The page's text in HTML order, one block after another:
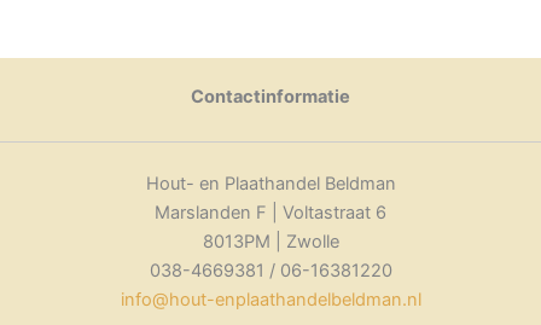
Contactinformatie
Hout- en Plaathandel Beldman
Marslanden F | Voltastraat 6
8013PM | Zwolle
038-4669381 / 06-16381220
info@hout-enplaathandelbeldman.nl